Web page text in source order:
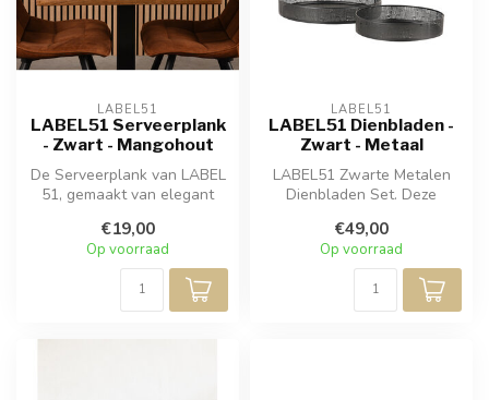
LABEL51
LABEL51 Serveerplank
- Zwart - Mangohout
De Serveerplank van LABEL
51, gemaakt van elegant
veelzi...
€19,00
Op voorraad
LABEL51
LABEL51 Dienbladen -
Zwart - Metaal
LABEL51 Zwarte Metalen
Dienbladen Set. Deze
twee dienbl...
€49,00
Op voorraad